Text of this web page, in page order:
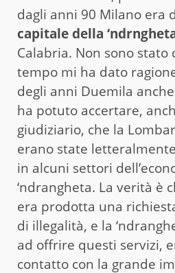
dagli anni 90 Milano era
capitale della
Calabria. Non sono stato
tempo mi ha dato
degli anni Duemila
ha potuto accertare,
giudiziario, che la
erano state
in alcuni settori
‘ndrangheta. La verità è
era prodotta una
di illegalità, e la
ad offrire questi servizi,
contatto con la grande